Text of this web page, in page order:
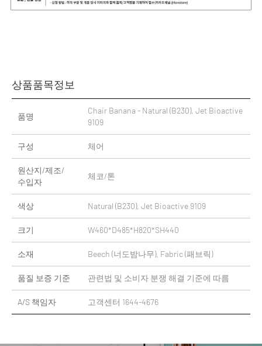
상품품목정보
품명
Chair Banana - Natural (B230), Jet Bioactive
9109
구성 체어
원산지/제조/
수입자
체코/톤
색상 Natural (B230), Jet Bioactive 9109
크기 W460*D485*H820*SH440
소재 Beech (너도밤나무), Fabric (패브릭)
품질 보증 기준 관련법 및 소비자 분쟁 해결 기준에 따름
A/S 책임자 고객센터 1644-4676